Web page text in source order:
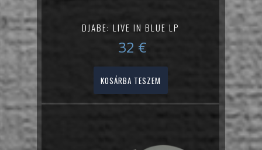
DJABE: LIVE IN BLUE LP
32 €
KOSÁRBA TESZEM